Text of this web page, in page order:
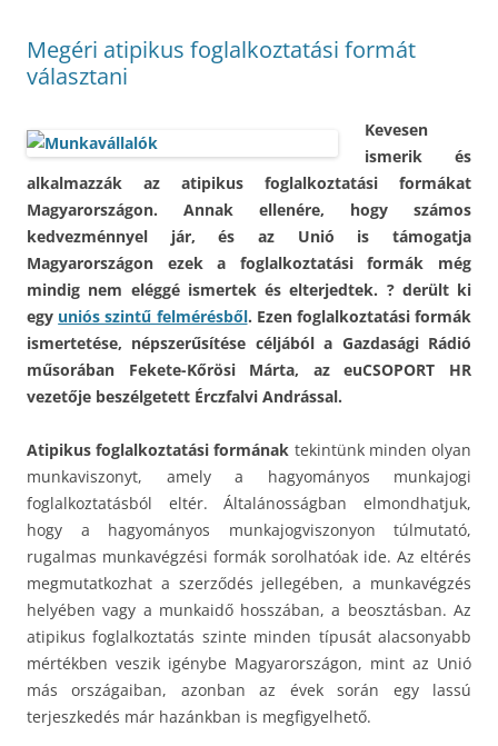
Megéri atipikus foglalkoztatási formát
választani
Kevesen
ismerik és
alkalmazzák az atipikus foglalkoztatási formákat
Magyarországon. Annak ellenére, hogy számos
kedvezménnyel jár, és az Unió is támogatja
Magyarországon ezek a foglalkoztatási formák még
mindig nem eléggé ismertek és elterjedtek. ? derült ki
egy uniós szintű felmérésből. Ezen foglalkoztatási formák
ismertetése, népszerűsítése céljából a Gazdasági Rádió
műsorában Fekete-Kőrösi Márta, az euCSOPORT HR
vezetője beszélgetett Érczfalvi Andrással.
Atipikus foglalkoztatási formának tekintünk minden olyan
munkaviszonyt, amely a hagyományos munkajogi
foglalkoztatásból eltér. Általánosságban elmondhatjuk,
hogy a hagyományos munkajogviszonyon túlmutató,
rugalmas munkavégzési formák sorolhatóak ide. Az eltérés
megmutatkozhat a szerződés jellegében, a munkavégzés
helyében vagy a munkaidő hosszában, a beosztásban. Az
atipikus foglalkoztatás szinte minden típusát alacsonyabb
mértékben veszik igénybe Magyarországon, mint az Unió
más országaiban, azonban az évek során egy lassú
terjeszkedés már hazánkban is megfigyelhető.